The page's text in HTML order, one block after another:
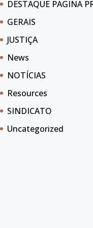
DESTAQUE PAGINA
GERAIS
JUSTIÇA
News
NOTÍCIAS
Resources
SINDICATO
Uncategorized